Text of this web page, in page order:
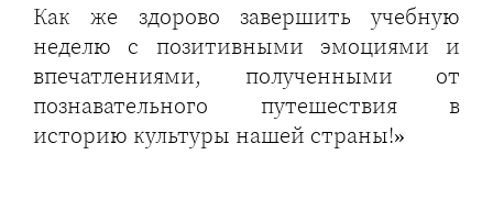
Как же здорово завершить учебную
неделю с позитивными эмоциями и
впечатлениями, полученными от
познавательного путешествия в
историю культуры нашей страны!»